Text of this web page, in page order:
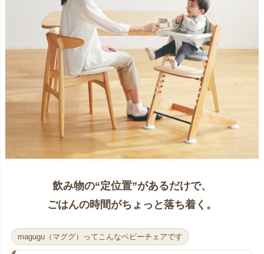
飲み物の“定位置”があるだけで、
ごはんの時間がちょっと落ち着く。
magugu（マググ）ってこんなベビーチェアです